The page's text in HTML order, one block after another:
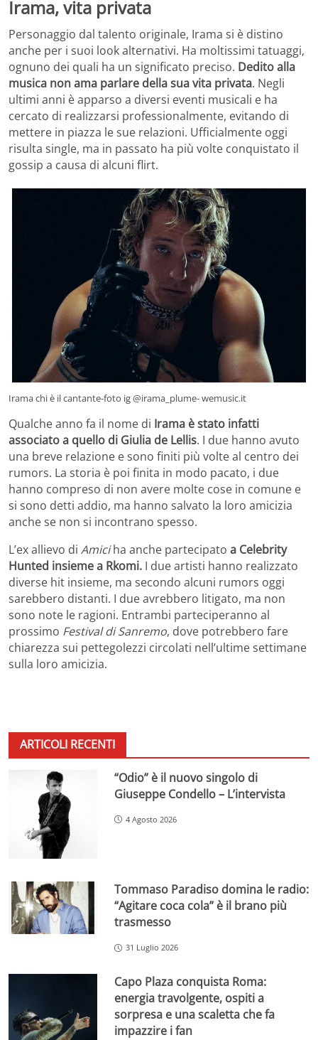
Irama, vita privata
Personaggio dal talento originale, Irama si è distino
anche per i suoi look alternativi. Ha moltissimi tatuaggi,
ognuno dei quali ha un significato preciso. Dedito alla
musica non ama parlare della sua vita privata. Negli
ultimi anni è apparso a diversi eventi musicali e ha
cercato di realizzarsi professionalmente, evitando di
mettere in piazza le sue relazioni. Ufficialmente oggi
risulta single, ma in passato ha più volte conquistato il
gossip a causa di alcuni flirt.
Irama chi è il cantante-foto ig @irama_plume- wemusic.it
Qualche anno fa il nome di Irama è stato infatti
associato a quello di Giulia de Lellis. I due hanno avuto
una breve relazione e sono finiti più volte al centro dei
rumors. La storia è poi finita in modo pacato, i due
hanno compreso di non avere molte cose in comune e
si sono detti addio, ma hanno salvato la loro amicizia
anche se non si incontrano spesso.
L’ex allievo di Amiciha anche partecipato a Celebrity
Hunted insieme a Rkomi. I due artisti hanno realizzato
diverse hit insieme, ma secondo alcuni rumors oggi
sarebbero distanti. I due avrebbero litigato, ma non
sono note le ragioni. Entrambi parteciperanno al
prossimo Festival di Sanremo, dove potrebbero fare
chiarezza sui pettegolezzi circolati nell’ultime settimane
sulla loro amicizia.
ARTICOLI RECENTI
“Odio” è il nuovo singolo di
Giuseppe Condello – L’intervista
4 Agosto 2026
Tommaso Paradiso domina le radio:
“Agitare coca cola” è il brano più
trasmesso
31 Luglio 2026
Capo Plaza conquista Roma:
energia travolgente, ospiti a
sorpresa e una scaletta che fa
impazzire i fan